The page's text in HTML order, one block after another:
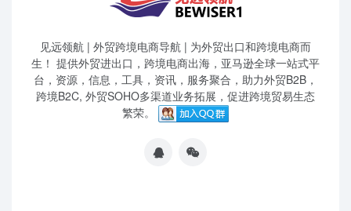
见远领航 | 外贸跨境电商导航 | 为外贸出口和跨境电商而
生！ 提供外贸进出口，跨境电商出海，亚马逊全球一站式平
台，资源，信息，工具，资讯，服务聚合，助力外贸B2B，
跨境B2C, 外贸SOHO多渠道业务拓展，促进跨境贸易生态
繁荣。